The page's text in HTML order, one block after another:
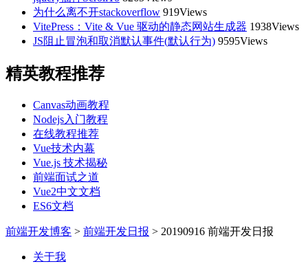
为什么离不开stackoverflow 919Views
VitePress：Vite & Vue 驱动的静态网站生成器 1938Views
JS阻止冒泡和取消默认事件(默认行为) 9595Views
精英教程推荐
Canvas动画教程
Nodejs入门教程
在线教程推荐
Vue技术内幕
Vue.js 技术揭秘
前端面试之道
Vue2中文文档
ES6文档
前端开发博客 > 前端开发日报 > 20190916 前端开发日报
关于我